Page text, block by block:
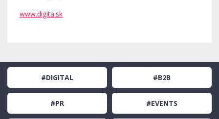
www.digita.sk
#DIGITAL #B2B
#PR #EVENTS